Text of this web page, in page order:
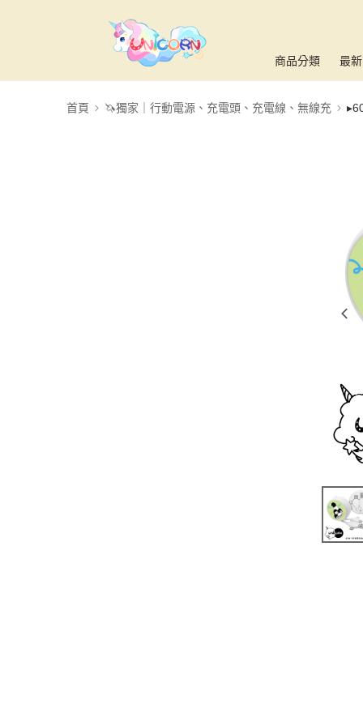
商品分類 最
首頁 🦄獨家｜行動電源、充電頭、充電線、無線充